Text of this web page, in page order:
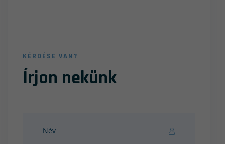
KÉRDÉSE VAN?
Írjon nekünk